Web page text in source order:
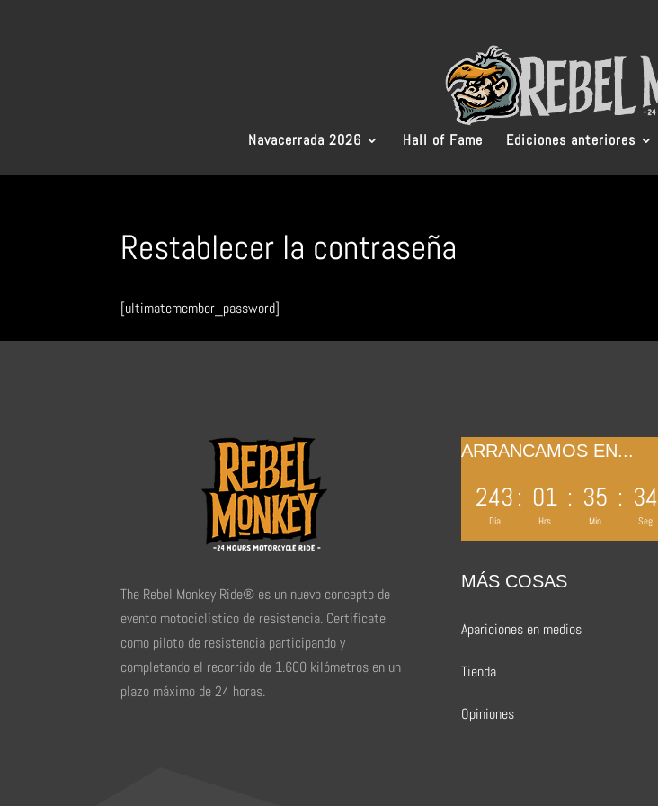
Navacerrada 2026 Hall of Fame Ediciones anteriores
Restablecer la contraseña
[ultimatemember_password]
The Rebel Monkey Ride® es un nuevo concepto de
evento motociclístico de resistencia. Certifícate
como piloto de resistencia participando y
completando el recorrido de 1.600 kilómetros en un
plazo máximo de 24 horas.
ARRANCAMOS EN...
243
Día
: 01
Hrs
: 35
Min
: 33
Seg
MÁS COSAS
Apariciones en medios
Tienda
Opiniones